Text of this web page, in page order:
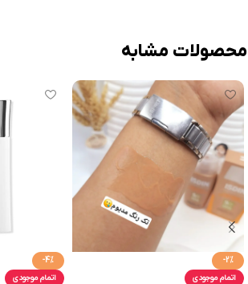
محصولات مشابه
-2%
اتمام موجودی
-4%
اتمام موجودی